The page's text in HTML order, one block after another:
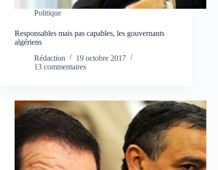
Politique
Responsables mais pas capables, les gouvernants
algériens
Rédaction
19 octobre 2017
13 commentaires